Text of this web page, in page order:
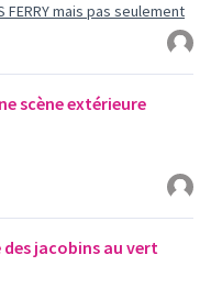
mais pas seulement
scène extérieure
jacobins au vert